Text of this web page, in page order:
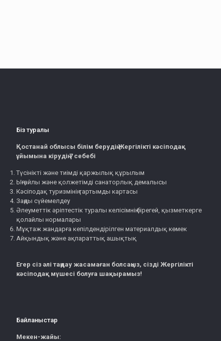
Біз туралы
Қостанай облысы білім берудің Жергілікті кәсіподақ
ұйымына кірудің 7 себебі
Түсінікті және тиімді қаржылық құрылым
Ыңғайлы және қолжетімді санаторлық демалысы
Кәсіподақ туризмінің тартымды картасы
Заңды сүйемелдеу
Әлеуметтік әріптестік туралы келісімнің бірегей, қызметкерге
қолайлы нормалары
Мұқтаж жандарға кепілдендірілген материалдық көмек
Айқындық және ақпараттық ашықтық
Егер сіз әлі таңдау жасамаған болсаңыз, сізді Жергілікті
кәсіподақ мүшесі болуға шақырамыз!
Байланыстар
Мекен-жайы: